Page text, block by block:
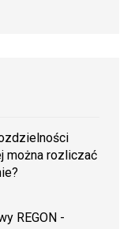
można rozliczać
REGON -